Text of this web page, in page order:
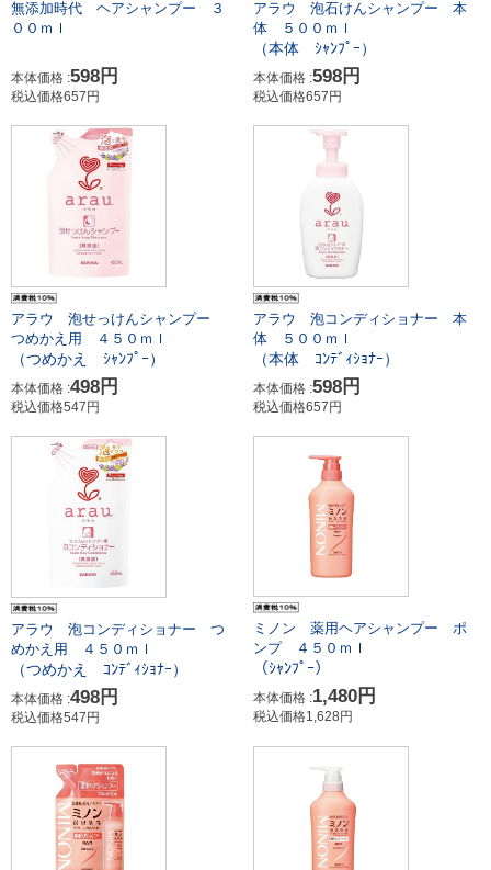
無添加時代 ヘアシャンプー ３
００ｍｌ
本体価格 :598円
税込価格657円
アラウ 泡石けんシャンプー 本
体 ５００ｍｌ
（本体 ｼｬﾝﾌﾟｰ）
本体価格 :598円
税込価格657円
アラウ 泡せっけんシャンプー
つめかえ用 ４５０ｍｌ
（つめかえ ｼｬﾝﾌﾟｰ）
本体価格 :498円
税込価格547円
アラウ 泡コンディショナー 本
体 ５００ｍｌ
（本体 ｺﾝﾃﾞｨｼｮﾅｰ）
本体価格 :598円
税込価格657円
アラウ 泡コンディショナー つ
めかえ用 ４５０ｍｌ
（つめかえ ｺﾝﾃﾞｨｼｮﾅｰ）
本体価格 :498円
税込価格547円
ミノン 薬用ヘアシャンプー ポ
ンプ ４５０ｍｌ
（ｼｬﾝﾌﾟｰ）
本体価格 :1,480円
税込価格1,628円